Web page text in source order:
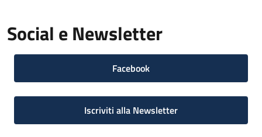
Social e Newsletter
Facebook
Iscriviti alla Newsletter